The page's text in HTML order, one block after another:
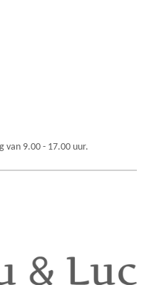
van 9.00 - 17.00 uur.